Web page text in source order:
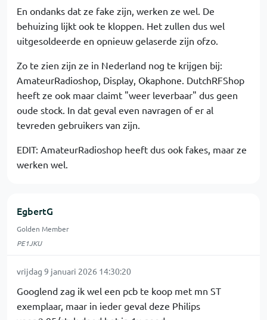
En ondanks dat ze fake zijn, werken ze wel. De
behuizing lijkt ook te kloppen. Het zullen dus wel
uitgesoldeerde en opnieuw gelaserde zijn ofzo.
Zo te zien zijn ze in Nederland nog te krijgen bij:
AmateurRadioshop, Display, Okaphone. DutchRFShop
heeft ze ook maar claimt "weer leverbaar" dus geen
oude stock. In dat geval even navragen of er al
tevreden gebruikers van zijn.
EDIT: AmateurRadioshop heeft dus ook fakes, maar ze
werken wel.
EgbertG
Golden Member
PE1JKU
vrijdag 9 januari 2026 14:30:20
Googlend zag ik wel een pcb te koop met mn ST
exemplaar, maar in ieder geval deze Philips